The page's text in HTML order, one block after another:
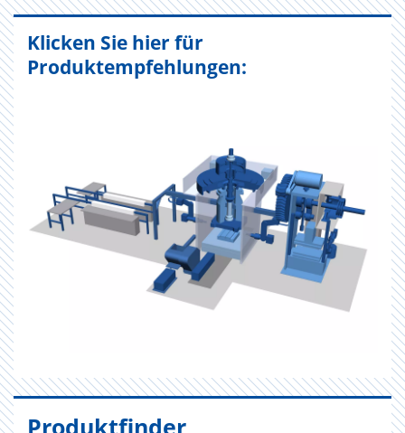
Klicken Sie hier für
Produktempfehlungen:
Produktfinder